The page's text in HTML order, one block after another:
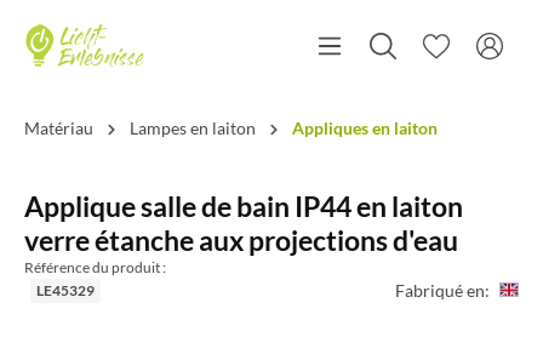
Matériau Lampes en laiton Appliques en laiton
Applique salle de bain IP44 en laiton
verre étanche aux projections d'eau
Référence du produit :
LE45329
Fabriqué en: